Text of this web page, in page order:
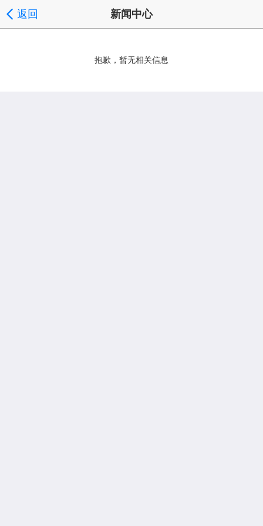
返回 新闻中心
抱歉，暂无相关信息